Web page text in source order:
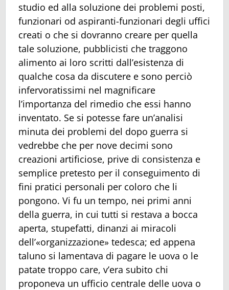
studio ed alla soluzione dei problemi posti,
funzionari od aspiranti-funzionari degli uffici
creati o che si dovranno creare per quella
tale soluzione, pubblicisti che traggono
alimento ai loro scritti dall’esistenza di
qualche cosa da discutere e sono perciò
infervoratissimi nel magnificare
l’importanza del rimedio che essi hanno
inventato. Se si potesse fare un’analisi
minuta dei problemi del dopo guerra si
vedrebbe che per nove decimi sono
creazioni artificiose, prive di consistenza e
semplice pretesto per il conseguimento di
fini pratici personali per coloro che li
pongono. Vi fu un tempo, nei primi anni
della guerra, in cui tutti si restava a bocca
aperta, stupefatti, dinanzi ai miracoli
dell’«organizzazione» tedesca; ed appena
taluno si lamentava di pagare le uova o le
patate troppo care, v’era subito chi
proponeva un ufficio centrale delle uova o